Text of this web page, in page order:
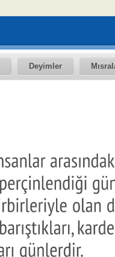
Deyimler